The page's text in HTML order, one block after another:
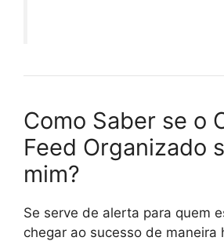
Como Saber se o
Feed Organizado
mim?
Se serve de alerta para quem
chegar ao sucesso de maneira